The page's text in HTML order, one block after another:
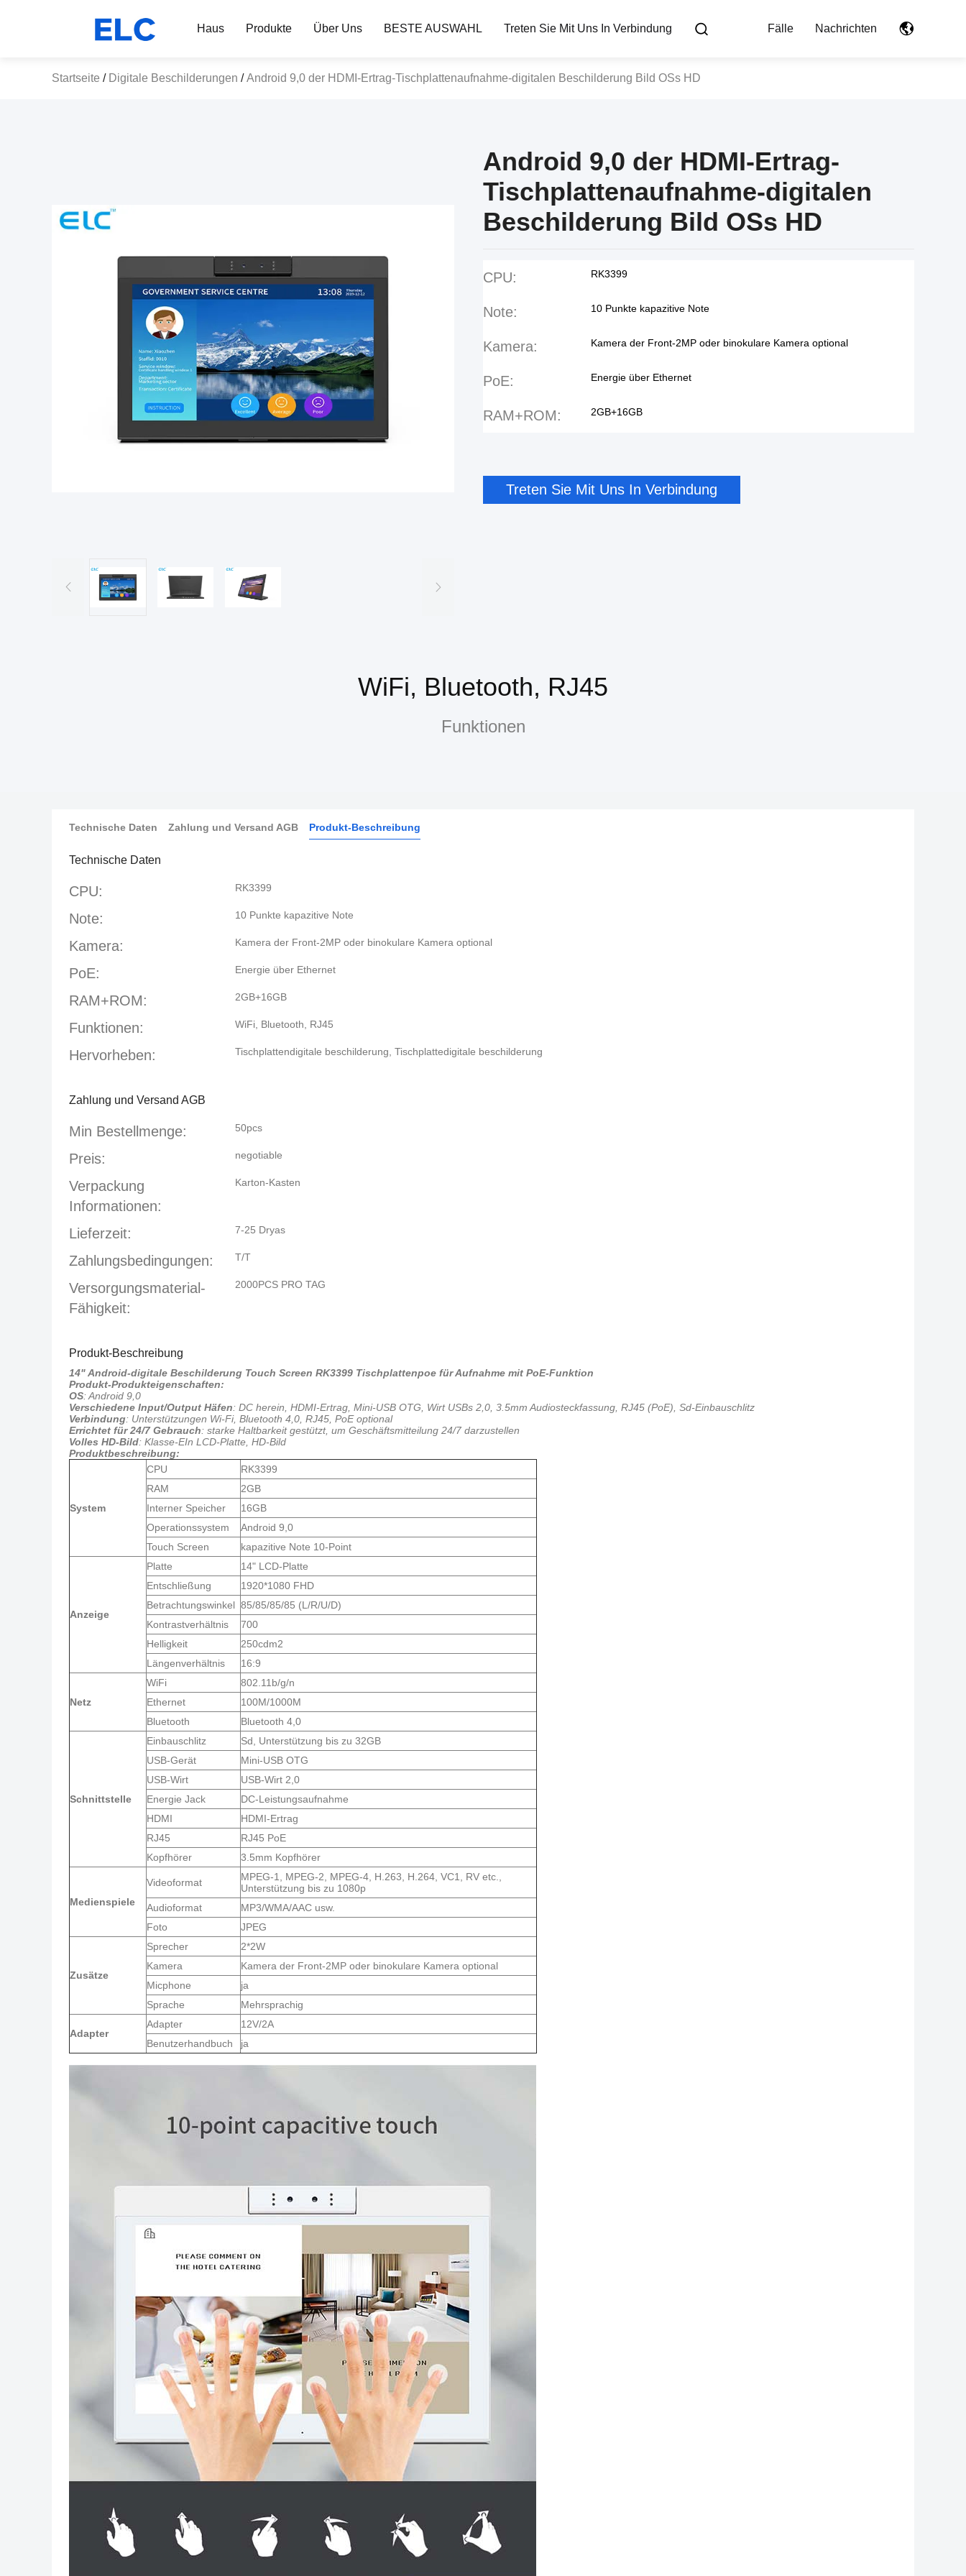
Haus Produkte Über Uns BESTE AUSWAHL Treten Sie Mit Uns In Verbindung Fälle Nachrichten
Startseite / Digitale Beschilderungen / Android 9,0 der HDMI-Ertrag-Tischplattenaufnahme-digitalen Beschilderung Bild OSs HD
Android 9,0 der HDMI-Ertrag-
Tischplattenaufnahme-digitalen
Beschilderung Bild OSs HD
CPU: RK3399
Note: 10 Punkte kapazitive Note
Kamera: Kamera der Front-2MP oder binokulare Kamera optional
PoE: Energie über Ethernet
RAM+ROM: 2GB+16GB
Treten Sie Mit Uns In Verbindung
WiFi, Bluetooth, RJ45
Funktionen
Technische Daten Zahlung und Versand AGB Produkt-Beschreibung
Technische Daten
CPU: RK3399
Note: 10 Punkte kapazitive Note
Kamera: Kamera der Front-2MP oder binokulare Kamera optional
PoE: Energie über Ethernet
RAM+ROM: 2GB+16GB
Funktionen: WiFi, Bluetooth, RJ45
Hervorheben: Tischplattendigitale beschilderung Tischplattedigitale beschilderung
Zahlung und Versand AGB
Min Bestellmenge: 50pcs
Preis: negotiable
Verpackung
Informationen:
Karton-Kasten
Lieferzeit: 7-25 Dryas
Zahlungsbedingungen: T/T
Versorgungsmaterial-
Fähigkeit:
2000PCS PRO TAG
Produkt-Beschreibung
14" Android-digitale Beschilderung Touch Screen RK3399 Tischplattenpoe für Aufnahme mit PoE-Funktion
Produkt-Produkteigenschaften:
OS: Android 9,0
Verschiedene Input/Output Häfen: DC herein, HDMI-Ertrag, Mini-USB OTG, Wirt USBs 2,0, 3.5mm Audiosteckfassung, RJ45 (PoE), Sd-Einbauschlitz
Verbindung: Unterstützungen Wi-Fi, Bluetooth 4,0, RJ45, PoE optional
Errichtet für 24/7 Gebrauch: starke Haltbarkeit gestützt, um Geschäftsmitteilung 24/7 darzustellen
Volles HD-Bild: Klasse-EIn LCD-Platte, HD-Bild
Produktbeschreibung:
System
CPU
RK3399
RAM
2GB
Interner Speicher
16GB
Operationssystem
Android 9,0
Touch Screen
kapazitive Note 10-Point
Anzeige
Platte
14" LCD-Platte
Entschließung
1920*1080 FHD
Betrachtungswinkel 85/85/85/85 (L/R/U/D)
Kontrastverhältnis
700
Helligkeit
250cdm2
Längenverhältnis
16:9
Netz
WiFi
802.11b/g/n
Ethernet
100M/1000M
Bluetooth
Bluetooth 4,0
Schnittstelle
Einbauschlitz
Sd, Unterstützung bis zu 32GB
USB-Gerät
Mini-USB OTG
USB-Wirt
USB-Wirt 2,0
Energie Jack
DC-Leistungsaufnahme
HDMI
HDMI-Ertrag
RJ45
RJ45 PoE
Kopfhörer
3.5mm Kopfhörer
Medienspiele
Videoformat
MPEG-1, MPEG-2, MPEG-4, H.263, H.264, VC1, RV etc.,
Unterstützung bis zu 1080p
Audioformat
MP3/WMA/AAC usw.
Foto
JPEG
Zusätze
Sprecher
2*2W
Kamera
Kamera der Front-2MP oder binokulare Kamera optional
Micphone
ja
Sprache
Mehrsprachig
Adapter
Adapter
12V/2A
Benutzerhandbuch
ja